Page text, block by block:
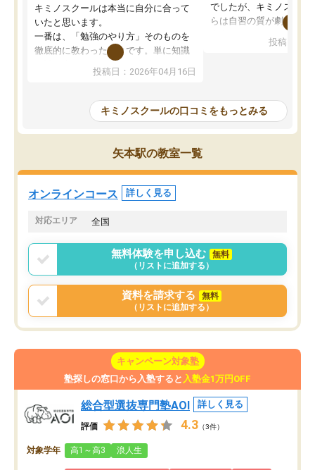
キミノスクールは本当に自分に合って
いたと思います。
一番は、「勉強のやり方」そのものを
徹底的に教わったことです。単に知識
を詰め込むのではなく、自学自習の習
慣が身につくよう並走してくれるの
はなくなりました。
講師の方との距離も近く、親身なコー
チングのおかげで、停滞期もモチベー
ションを維持できました。「やらされ
る勉強」から「目標のための勉強」へ
意識が変わったことが、目標校への合
投稿日：2026年04月16日
でしたが、キミノスクー
らは自習の質が劇的に変
を明確にしてくれるの
の仕方をコーチングして
ルなので、家での学習習
身につきました。結果と
た。自分から学ぶ姿勢を
投稿日：
キミノスクールの口コミをもっとみる
矢本駅の教室一覧
オンラインコース 詳しく見る
対応エリア 全国
無料体験を申し込む
無料
（リストに追加する）
資料を請求する
無料
（リストに追加する）
キャンペーン対象塾
塾探しの窓口から入塾すると 入塾金1万円OFF
総合型選抜専門塾AOI 詳しく見る
評価 4.3 （3件）
対象学年 高1～高3 浪人生